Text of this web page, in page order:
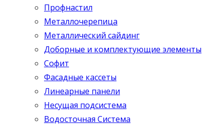
Профнастил
Металлочерепица
Металлический сайдинг
Доборные и комплектующие элементы
Софит
Фасадные кассеты
Линеарные панели
Несущая подсистема
Водосточная Система